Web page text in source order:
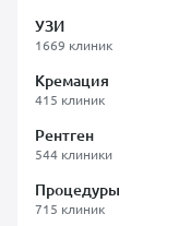
УЗИ
1669 клиник
Кремация
415 клиник
Рентген
544 клиники
Процедуры
715 клиник